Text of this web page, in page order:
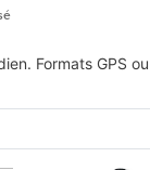
Formats GPS